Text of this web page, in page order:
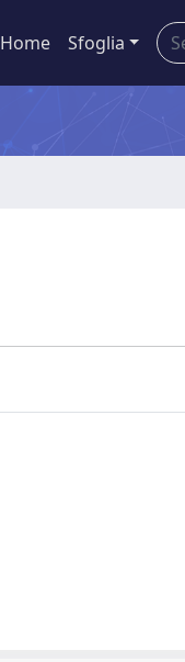
Home Sfoglia